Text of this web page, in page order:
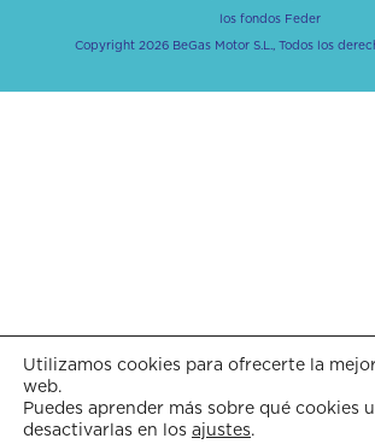
los fondos Feder
Copyright 2026 BeGas Motor S.L., Todos los
Utilizamos cookies para ofrecerte la
web.
Puedes aprender más sobre qué cookies
desactivarlas en los ajustes.